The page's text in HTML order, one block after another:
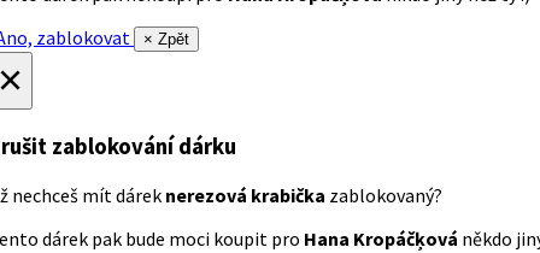
zablokovat
× Zpět
zablokování dárku
nechceš mít dárek nerezová krabička zablokovaný?
dárek pak bude moci koupit pro Hana Kropáčķová někdo